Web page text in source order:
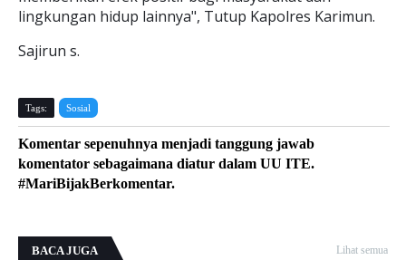
lingkungan hidup lainnya", Tutup Kapolres Karimun.
Sajirun s.
Tags: Sosial
Komentar sepenuhnya menjadi tanggung jawab
komentator sebagaimana diatur dalam UU ITE.
#MariBijakBerkomentar.
BACA JUGA Lihat semua